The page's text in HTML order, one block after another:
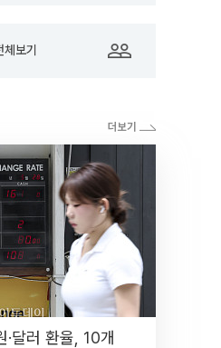
보기
·달러 환율, 10개